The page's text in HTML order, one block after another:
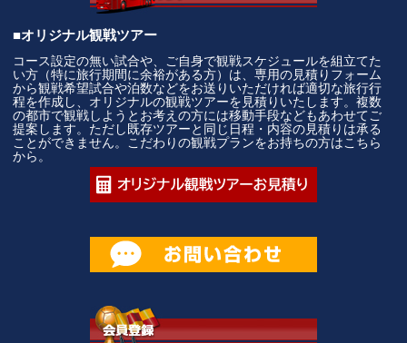
■オリジナル観戦ツアー
コース設定の無い試合や、ご自身で観戦スケジュールを組立てた
い方（特に旅行期間に余裕がある方）は、専用の見積りフォーム
から観戦希望試合や泊数などをお送りいただければ適切な旅行行
程を作成し、オリジナルの観戦ツアーを見積りいたします。複数
の都市で観戦しようとお考えの方には移動手段などもあわせてご
提案します。ただし既存ツアーと同じ日程・内容の見積りは承る
ことができません。こだわりの観戦プランをお持ちの方はこちら
から。